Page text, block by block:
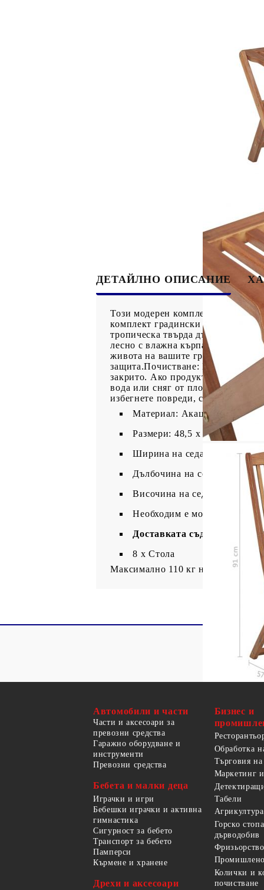
ДЕТАЙЛНО ОПИСАНИЕ
Този модерен комплект сгъваеми
комплект градински столове ще
тропическа твърда дървесина,
лесно с влажна кърпа. Столовете
живота на вашите градински
защита.Почистване: Използвайте
закрито. Ако продуктът се
вода или сняг от плоските
избегнете повреди, свързани с
Материал: Акациево дърво
Размери: 48,5 x 57 x 91 см
Ширина на седалката: 44 см
Дълбочина на седалката: 39
Височина на седалката от
Необходим е монтаж
Доставката съдържа:
8 x Стола
Максимално 110 кг на седалка.
Автомобили и части
Части и аксесоари за
превозни средства
Гаражно оборудване и
инструменти
Превозни средства
Бебета и малки деца
Играчки и игри
Бебешки играчки и активна
гимнастика
Сигурност за бебето
Транспорт за бебето
Памперси
Кърмене и хранене
Дрехи и аксесоари
Бизнес и
Обработка
Търговия
Маркетинг
Табели
Агрикултура
Горско
дърводобив
Колички и
почистване